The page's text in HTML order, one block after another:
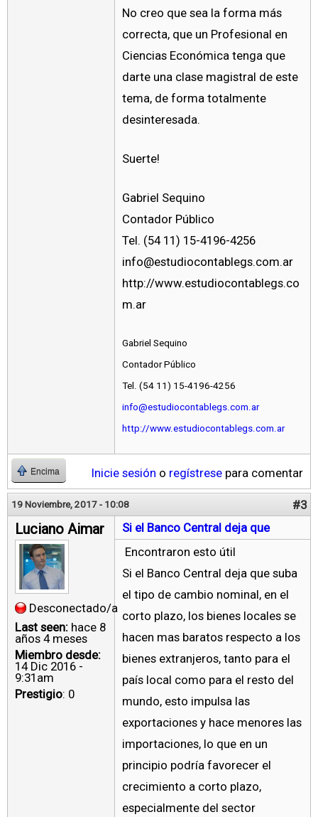
No creo que sea la forma más
correcta, que un Profesional en
Ciencias Económica tenga que
darte una clase magistral de este
tema, de forma totalmente
desinteresada.
Suerte!
Gabriel Sequino
Contador Público
Tel. (54 11) 15-4196-4256
info@estudiocontablegs.com.ar
http://www.estudiocontablegs.co
m.ar
Gabriel Sequino
Contador Público
Tel. (54 11) 15-4196-4256
info@estudiocontablegs.com.ar
http://www.estudiocontablegs.com.ar
Encima Inicie sesión o regístrese para comentar
19 Noviembre, 2017 - 10:08 #3
Luciano Aimar
Desconectado/a
Last seen: hace 8
años 4 meses
Miembro desde:
14 Dic 2016 -
9:31am
Prestigio: 0
Si el Banco Central deja que
Encontraron esto útil
Si el Banco Central deja que suba
el tipo de cambio nominal, en el
corto plazo, los bienes locales se
hacen mas baratos respecto a los
bienes extranjeros, tanto para el
país local como para el resto del
mundo, esto impulsa las
exportaciones y hace menores las
importaciones, lo que en un
principio podría favorecer el
crecimiento a corto plazo,
especialmente del sector